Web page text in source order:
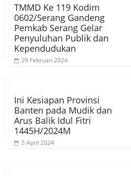
TMMD Ke 119 Kodim
0602/Serang Gandeng
Pemkab Serang Gelar
Penyuluhan Publik dan
Kependudukan
29 Februari 2024
Ini Kesiapan Provinsi
Banten pada Mudik dan
Arus Balik Idul Fitri
1445H/2024M
5 April 2024